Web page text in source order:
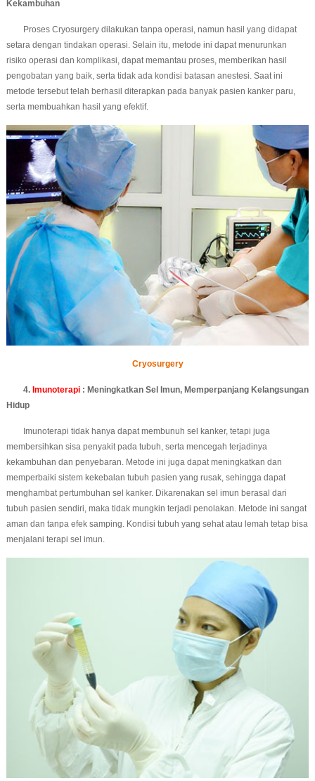
Kekambuhan
Proses Cryosurgery dilakukan tanpa operasi, namun hasil yang didapat
setara dengan tindakan operasi. Selain itu, metode ini dapat menurunkan
risiko operasi dan komplikasi, dapat memantau proses, memberikan hasil
pengobatan yang baik, serta tidak ada kondisi batasan anestesi. Saat ini
metode tersebut telah berhasil diterapkan pada banyak pasien kanker paru,
serta membuahkan hasil yang efektif.
Cryosurgery
4. Imunoterapi: Meningkatkan Sel Imun, Memperpanjang Kelangsungan
Hidup
Imunoterapi tidak hanya dapat membunuh sel kanker, tetapi juga
membersihkan sisa penyakit pada tubuh, serta mencegah terjadinya
kekambuhan dan penyebaran. Metode ini juga dapat meningkatkan dan
memperbaiki sistem kekebalan tubuh pasien yang rusak, sehingga dapat
menghambat pertumbuhan sel kanker. Dikarenakan sel imun berasal dari
tubuh pasien sendiri, maka tidak mungkin terjadi penolakan. Metode ini sangat
aman dan tanpa efek samping. Kondisi tubuh yang sehat atau lemah tetap bisa
menjalani terapi sel imun.